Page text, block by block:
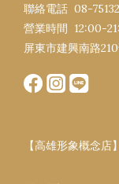
聯絡電話 08-
營業時間 12:00-
屏東市建興南路​
【高雄形象概念店】